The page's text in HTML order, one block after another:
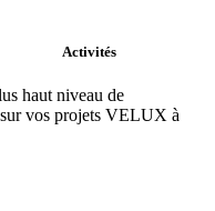
Activités
haut niveau de
vos projets VELUX à